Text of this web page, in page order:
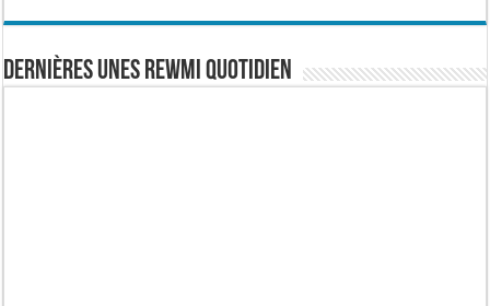
Dernières Unes Rewmi Quotidien